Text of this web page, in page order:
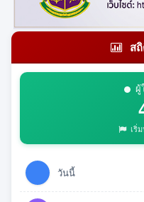
ส
ผู้
เริ่
วันนี้